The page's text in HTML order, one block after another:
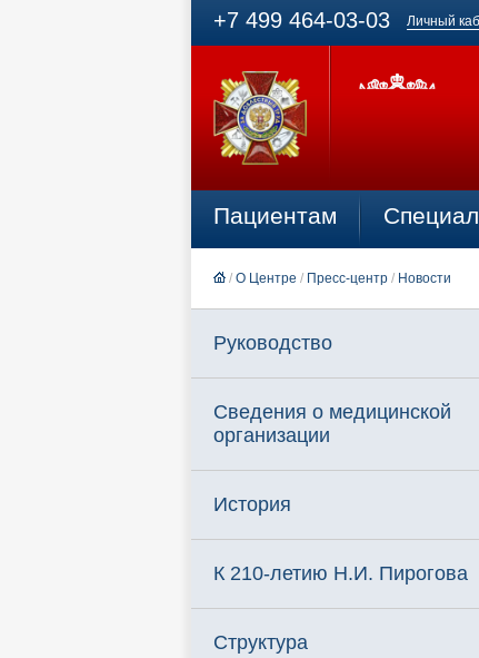
+7 499 464-03-03 Личный
Пациентам
/ О Центре / Пресс-центр / Новости
Руководство
Сведения о медицинской
организации
История
К 210-летию Н.И. Пирогова
Структура